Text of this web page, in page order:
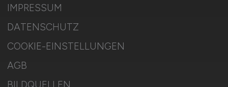
IMPRESSUM
DATENSCHUTZ
COOKIE-EINSTELLUNGEN
AGB